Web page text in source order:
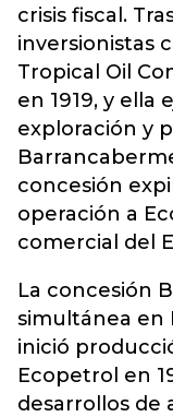
crisis fiscal.
inversionistas
Tropical Oil
en 1919, y ella
exploración y
concesión
operación a
comercial del
La concesión
simultánea en
inició
Ecopetrol en
desarrollos de